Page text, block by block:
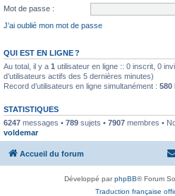
Mot de passe :
J’ai oublié mon mot de passe
QUI EST EN LIGNE ?
Au total, il y a 1 utilisateur en ligne :: 0 inscrit, 0
d’utilisateurs actifs des 5 dernières minutes)
Record d’utilisateurs en ligne simultanément : 580
STATISTIQUES
6247 messages • 789 sujets • 7907 membres •
voldemar
Accueil du forum
Développé parphpBB® Forum
Traduction française